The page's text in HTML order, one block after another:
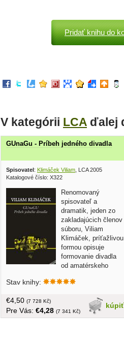
Pridať knihu do
V kategórii LCA ďalej
GUnaGu - Príbeh jedného divadla
Spisovatel: Klimáček Viliam , LCA 2005
Katalogové číslo: X322
Renomovaný
spisovateľ a
dramatik, jeden zo
zakladajúcich členov
súboru, Viliam
Klimáček, príťažlivou
formou opisuje
formovanie divadla
od amatérskeho
ako aj úspechy a omyly, ktoré
stretali. Nechýbajú tu ani detailné opisy
práce ľudí, formujúcich nielen tvár
GUnaGU, ale aj slovenskej kultúry
Stav knihy:
kúpiť
€4,50 (7 728 Kč)
Pre Vás: €4,28 (7 341 Kč)